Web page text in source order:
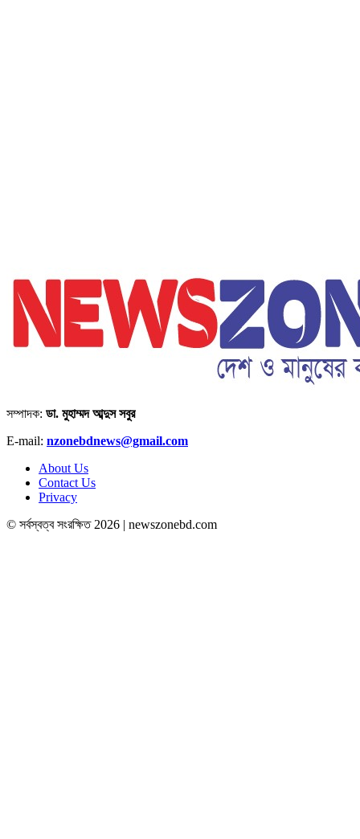
সম্পাদক: ডা. মুহাম্মদ আব্দুস সবুর
E-mail: nzonebdnews@gmail.com
About Us
Contact Us
Privacy
© সর্বস্বত্ব সংরক্ষিত 2026 | newszonebd.com